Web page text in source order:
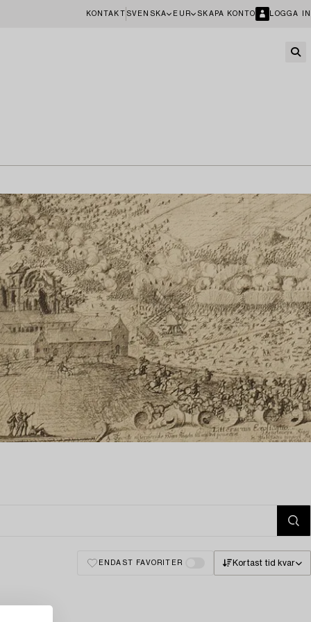
KONTAKT SVENSKA EUR SKAPA KONTO LOGGA IN
ENDAST FAVORITER Kortast tid kvar